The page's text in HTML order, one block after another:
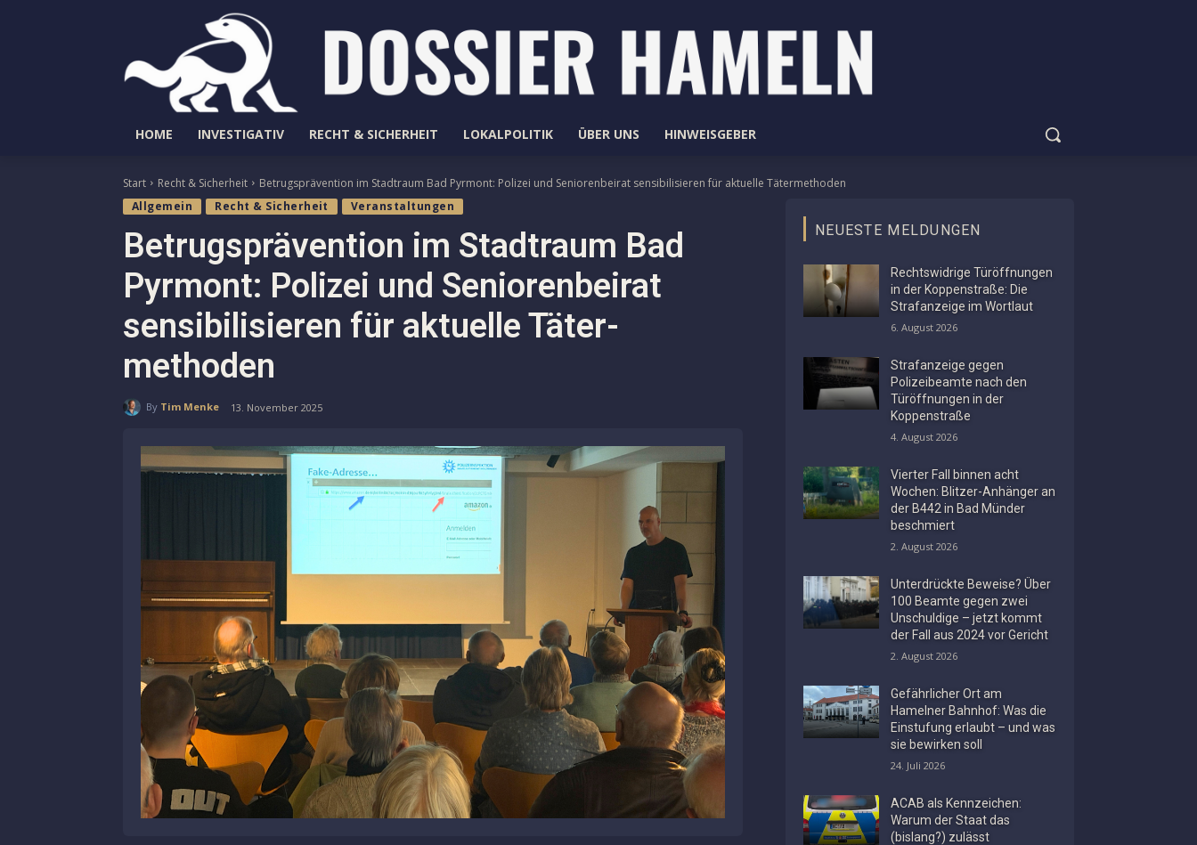
HOME INVESTIGATIV RECHT & SICHERHEIT LOKALPOLITIK ÜBER UNS HINWEISGEBER
Start Recht & Sicherheit
Betrugsprävention im Stadtraum Bad Pyrmont: Polizei und Seniorenbeirat sensibilisieren für aktuelle Täter­methoden
Allgemein
Recht & Sicherheit Veranstaltungen
Betrugsprävention im Stadtraum Bad
Pyrmont: Polizei und Seniorenbeirat
sensibilisieren für aktuelle Täter­
methoden
By Tim Menke 13. November 2025
NEUESTE MELDUNGEN
Rechtswidrige Türöffnungen
in der Koppenstraße: Die
Strafanzeige im Wortlaut
6. August 2026
Strafanzeige gegen
Polizeibeamte nach den
Türöffnungen in der
Koppenstraße
4. August 2026
Vierter Fall binnen acht
Wochen: Blitzer-Anhänger an
der B442 in Bad Münder
beschmiert
2. August 2026
Unterdrückte Beweise? Über
100 Beamte gegen zwei
Unschuldige – jetzt kommt
der Fall aus 2024 vor Gericht
2. August 2026
Gefährlicher Ort am
Hamelner Bahnhof: Was die
Einstufung erlaubt – und was
sie bewirken soll
24. Juli 2026
ACAB als Kennzeichen:
Warum der Staat das
(bislang?) zulässt